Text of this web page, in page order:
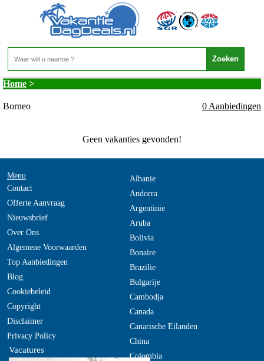
Maleisie - Verlengingsreizen - Borneo
Home >
Borneo 0 Aanbiedingen
Geen vakanties gevonden!
Menu
Contact
Offerte Aanvraag
Nieuwsbrief
Over Ons
Algemene Voorwaarden
Top Aanbiedingen
Blog
Cookiebeleid
Copyright
Disclaimer
Privacy Policy
Vacatures
Albanie
Andorra
Argentinie
Aruba
Bolivia
Bonaire
Brazilie
Bulgarije
Cambodja
Canada
Canarische Eilanden
China
Colombia